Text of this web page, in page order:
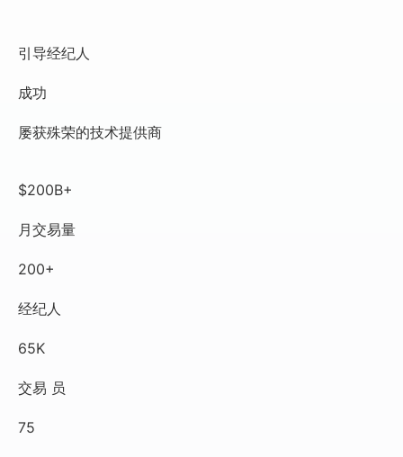
引导经纪人
成功
屡获殊荣的技术提供商
$200B+
月交易量
200+
经纪人
65K
交易 员
75